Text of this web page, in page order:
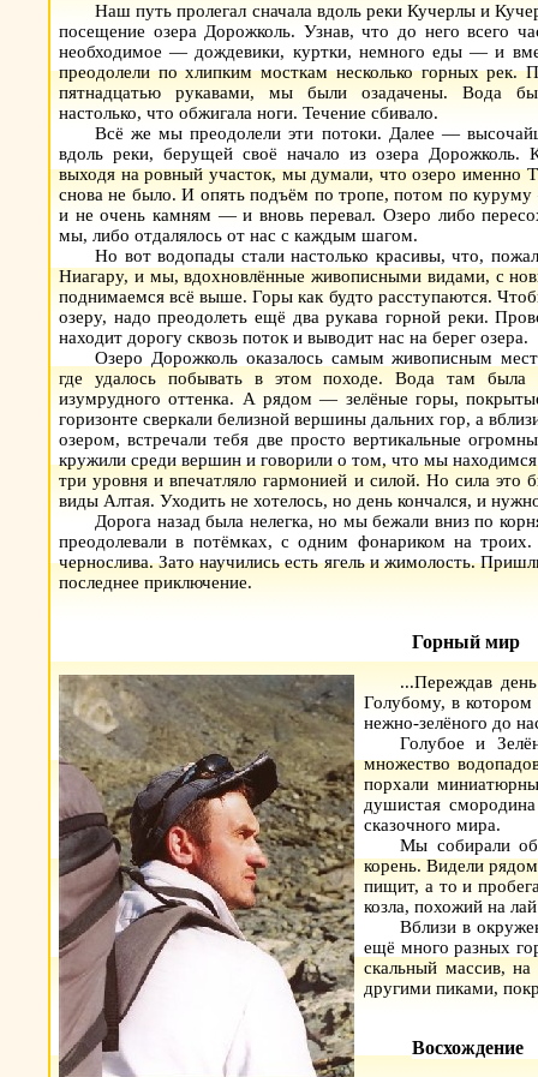
Наш путь пролегал сначала вдоль реки Кучерлы и
посещение озера Дорожколь. Узнав, что до него всего
необходимое — дождевики, куртки, немного еды — и
преодолели по хлипким мосткам несколько горных
пятнадцатью рукавами, мы были озадачены. Вода
настолько, что обжигала ноги. Течение сбивало.
Всё же мы преодолели эти потоки. Далее —
вдоль реки, берущей своё начало из озера Дорожколь.
выходя на ровный участок, мы думали, что озеро именно
снова не было. И опять подъём по тропе, потом по
и не очень камням — и вновь перевал. Озеро либо
мы, либо отдалялось от нас с каждым шагом.
Но вот водопады стали настолько красивы, что,
Ниагару, и мы, вдохновлённые живописными видами, с
поднимаемся всё выше. Горы как будто расступаются.
озеру, надо преодолеть ещё два рукава горной реки.
находит дорогу сквозь поток и выводит нас на берег озера.
Озеро Дорожколь оказалось самым живописным
где удалось побывать в этом походе. Вода там была
изумрудного оттенка. А рядом — зелёные горы,
горизонте сверкали белизной вершины дальних гор, а
озером, встречали тебя две просто вертикальные
кружили среди вершин и говорили о том, что мы
три уровня и впечатляло гармонией и силой. Но сила это
виды Алтая. Уходить не хотелось, но день кончался, и
Дорога назад была нелегка, но мы бежали вниз по
преодолевали в потёмках, с одним фонариком на
чернослива. Зато научились есть ягель и жимолость.
последнее приключение.
Горный мир
...Переждав
Голубому, в котором
нежно-зелёного до
Голубое и
множество
порхали
душистая
сказочного мира.
Мы собирали
корень. Видели
пищит, а то и
козла, похожий на
Вблизи в
ещё много разных
скальный массив,
другими пиками,
Восхождение